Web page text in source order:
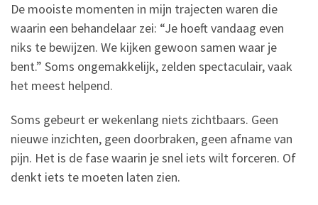
De mooiste momenten in mijn trajecten waren die
waarin een behandelaar zei: “Je hoeft vandaag even
niks te bewijzen. We kijken gewoon samen waar je
bent.” Soms ongemakkelijk, zelden spectaculair, vaak
het meest helpend.
Soms gebeurt er wekenlang niets zichtbaars. Geen
nieuwe inzichten, geen doorbraken, geen afname van
pijn. Het is de fase waarin je snel iets wilt forceren. Of
denkt iets te moeten laten zien.